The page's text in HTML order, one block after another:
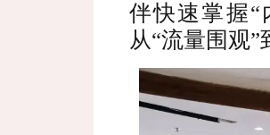
伴快速掌握“
从“流量围观